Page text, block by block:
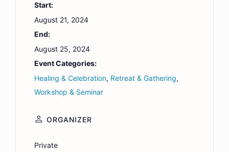
Start:
August 21, 2024
End:
August 25, 2024
Event Categories:
Healing & Celebration, Retreat & Gathering,
Workshop & Seminar
ORGANIZER
Private